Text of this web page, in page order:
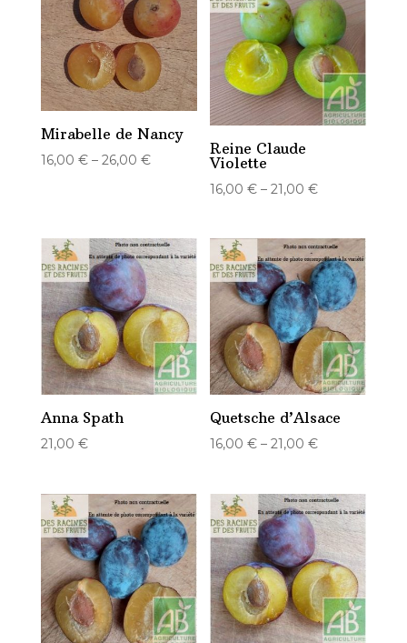
Mirabelle de Nancy
16,00 €– 26,00 €
Reine Claude
Violette
16,00€ –21,00€
Anna Spath
21,00 €
Quetsche d’Alsace
16,00€ –21,00€